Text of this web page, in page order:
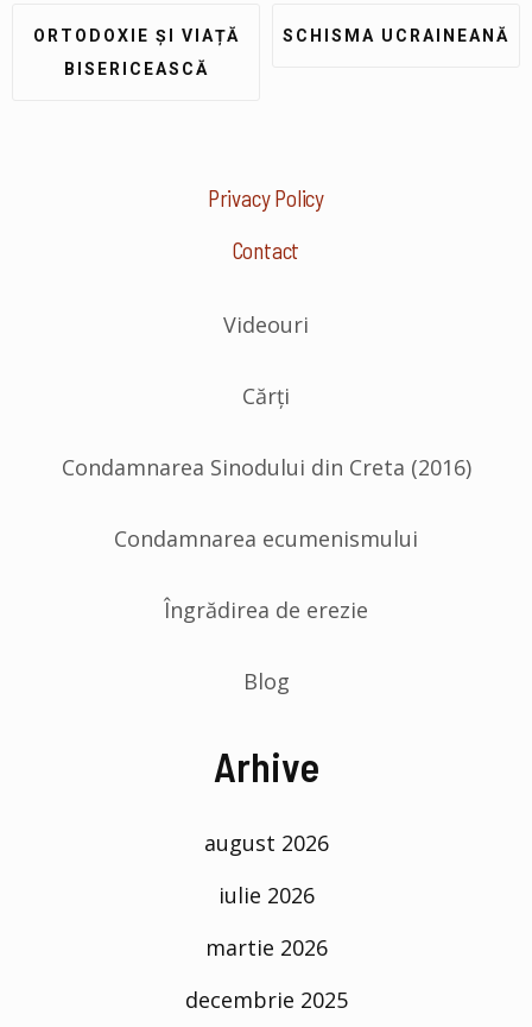
ORTODOXIE ȘI VIAȚĂ
BISERICEASCĂ
SCHISMA UCRAINEANĂ
Privacy Policy
Contact
Videouri
Cărți
Condamnarea Sinodului din Creta (2016)
Condamnarea ecumenismului
Îngrădirea de erezie
Blog
Arhive
august 2026
iulie 2026
martie 2026
decembrie 2025